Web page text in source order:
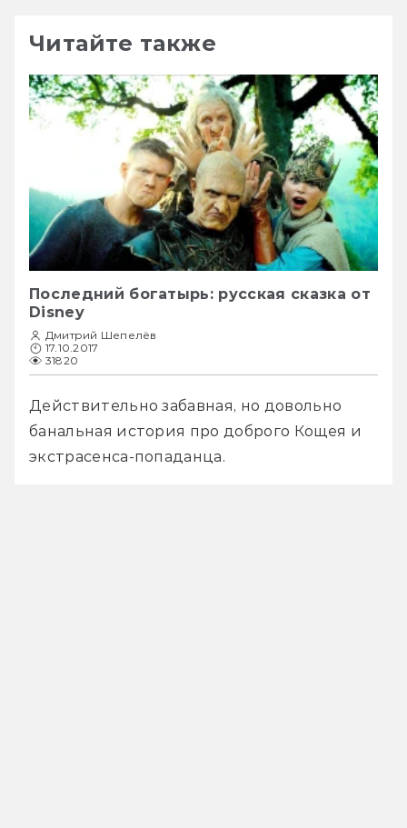
Читайте также
Последний богатырь: русская сказка от
Disney
Дмитрий Шепелёв
17.10.2017
31820
Действительно забавная, но довольно
банальная история про доброго Кощея и
экстрасенса-попаданца.